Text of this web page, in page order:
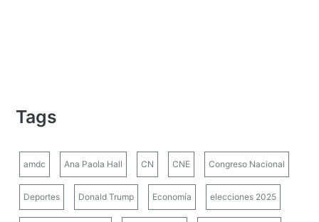
Tags
amdc Ana Paola Hall CN CNE Congreso Nacional
Deportes Donald Trump Economía elecciones 2025